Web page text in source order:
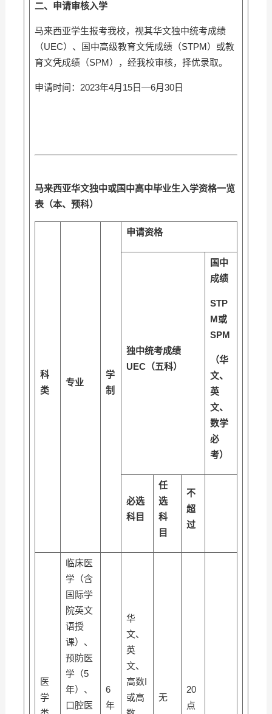
二、申请审核入学
马来西亚学生报考我校，视其华文独中统考成绩
（UEC）、国中高级教育文凭成绩（STPM）或教
育文凭成绩（SPM），经我校审核，择优录取。
申请时间：2023年4月15日—6月30日
马来西亚华文独中或国中高中毕业生入学资格一览
表（本、预科）
科
类
专业
学
制
申请资格
独中统考成绩
UEC（五科）
国中
成绩
STP
M或
SPM
（华
文、
英
文、
数学
必
考）
必选
科目
任
选
科
目
不
超
过
医
学
临床医
学（含
国际学
院英文
语授
课）、
预防医
学（5
年）、
口腔医
6
年
华
文、
英
文、
高数I
或高
无
20
点